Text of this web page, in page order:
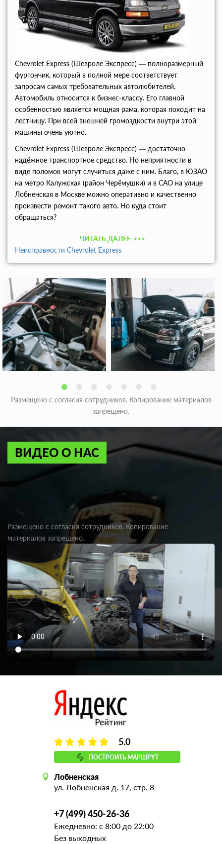
Chevrolet Express (Шевроле Экспресс) — полноразмерный
фургончик, который в полной мере соответствует
запросам самых требовательных автолюбителей.
Автомобиль относится к бизнес-классу. Его главной
особенностью является мощная рама, которая походит на
лестницу. При всей внешней громоздкости внутри этой
машины очень уютно.
Chevrolet Express (Шевроле Экспресс) — достаточно
надёжное транспортное средство. Но неприятности в
виде поломок могут случиться даже с ним. Благо, в ЮЗАО
на метро Калужская (район Черёмушки) и в САО на улице
Лобненская в Москве можно оперативно и качественно
произвести ремонт такого авто. Но куда стоит
обращаться?
ЧИТАТЬ ДАЛЕЕ >>>
Неисправности Chevrolet Express
Размещено с согласия сотрудников. Копирование материалов
запрещено.
ВИДЕО О НАС
Размещено с согласия сотрудников. Копирование
материалов запрещено.
5.0
ПОСТРОИТЬ МАРШРУТ
Лобненская
ул. Лобненская д. 17, стр. 8
+7 (499) 450-26-36
Ежедневно: с 8:00 до 22:00
Без выходных